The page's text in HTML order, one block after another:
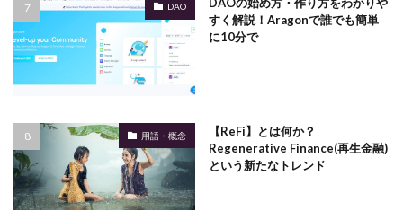
DAO
すく解説！Aragonで誰でも簡単
に10分で
用語・概念
【ReFi】とは何か？
Regenerative Finance(再生金融)
という新たなトレンド